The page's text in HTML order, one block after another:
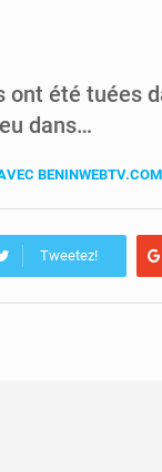
ont été tuées
dans…
BENINWEBTV.COM
Tweetez!